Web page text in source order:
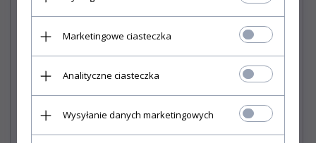
Pokrowiec Poseidon Black na przednie fotele rozm. L
Marketingowe ciasteczka
Analityczne ciasteczka
Wysyłanie danych marketingowych